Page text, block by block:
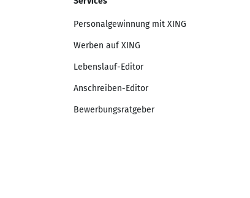
Personalgewinnung mit XING
Werben auf XING
Lebenslauf-Editor
Anschreiben-Editor
Bewerbungsratgeber